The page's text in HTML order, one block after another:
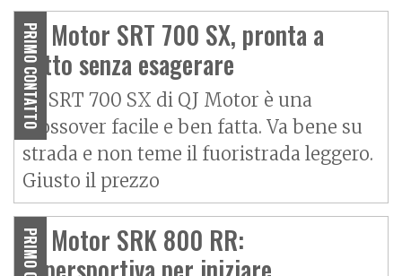
PRIMO CONTATTO
QJ Motor SRT 700 SX, pronta a
tutto senza esagerare
La SRT 700 SX di QJ Motor è una
crossover facile e ben fatta. Va bene su
strada e non teme il fuoristrada leggero.
Giusto il prezzo
QJ Motor SRK 800 RR: